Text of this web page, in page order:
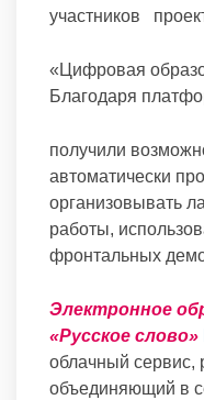
участников
«Цифровая
Благодаря
получили
автоматически
организовывать
работы,
фронтальных
Электронное
«Русское слово»
облачный
объединяющий в